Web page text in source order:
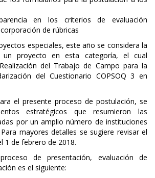
en los criterios de evaluación
de rúbricas
especiales, este año se considera la
proyecto en esta categoría, el cual
del Trabajo de Campo para la
del Cuestionario COPSOQ 3 en
el presente proceso de postulación, se
estratégicos que resumieron las
por un amplio número de instituciones
mayores detalles se sugiere revisar el
1 de febrero de 2018.
de presentación, evaluación de
es el siguiente: